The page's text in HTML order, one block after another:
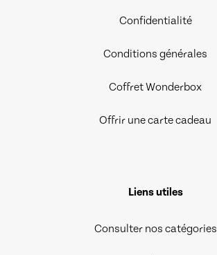
Confidentialité
Conditions générales
Coffret Wonderbox
Offrir une carte cadeau
Liens utiles
Consulter nos catégories